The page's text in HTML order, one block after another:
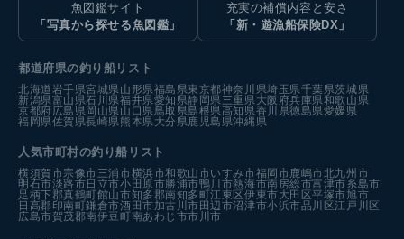
魚図鑑サイト
「写真から探せる魚図鑑」
充実の補償内容と安さ
「新・遊漁船保険DX」
都道府県の釣り船リスト
北海道岩手県宮城県山形県福島県東京都神奈川県埼玉県千葉県茨城県
新潟県富山県石川県福井県愛知県静岡県三重県大阪府兵庫県和歌山県
京都府広島県岡山県山口県鳥取県島根県高知県香川県徳島県愛媛県
福岡県佐賀県長崎県熊本県大分県鹿児島県沖縄県
人気市町村の釣り船リスト
横須賀市宗像市三浦市横浜市和歌山市いすみ市福岡市鹿嶋市北九州市
明石市淡路市 日立市小田原市勝浦市鴨川市熱海市南房総市富津市糸島市
足柄下郡真鶴町館山市知多郡南知多町江東区伊東市大田区平塚市旭市
日高郡印南町鎌倉市酒田市加古川市 田辺市沼津市小浜市品川区江戸川区
広島市賀茂郡南伊豆町南あわじ市市川市